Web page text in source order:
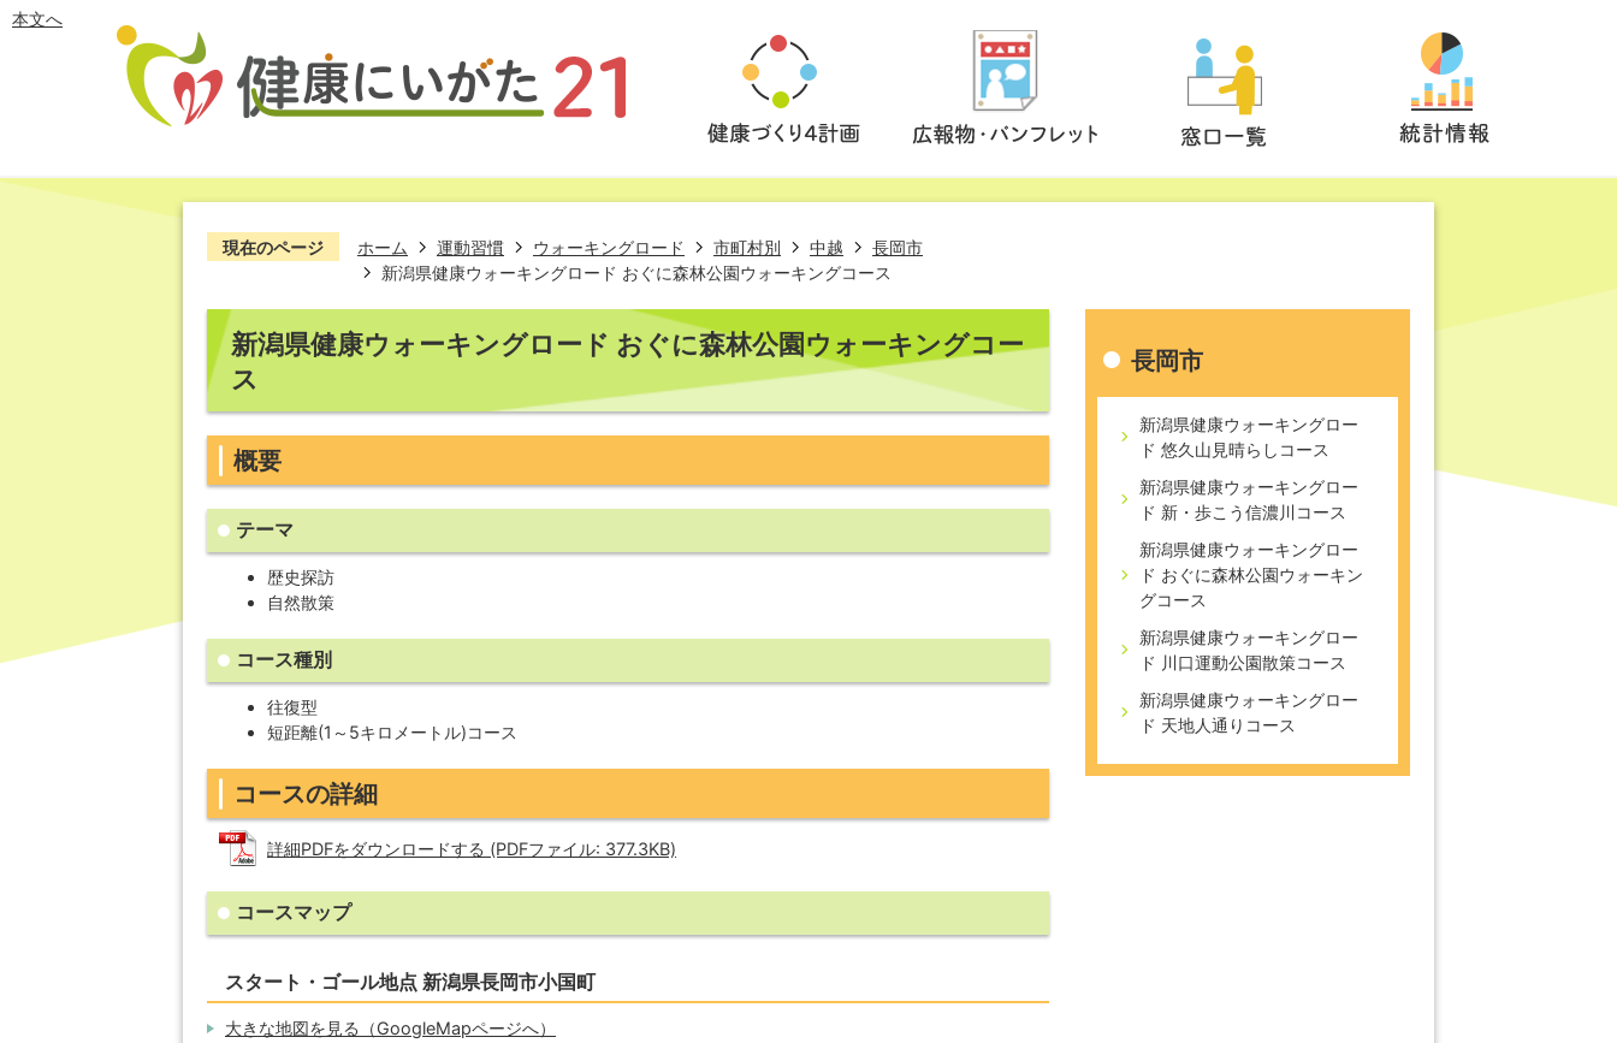
本文へ
現在のページ ホーム 運動習慣 ウォーキングロード 市町村別 中越
長岡市
新潟県健康ウォーキングロード おぐに森林公園ウォーキングコース
新潟県健康ウォーキングロード おぐに森林公園ウォーキングコー
ス
概要
テーマ
歴史探訪
自然散策
コース種別
往復型
短距離(1～5キロメートル)コース
コースの詳細
詳細PDFをダウンロードする (PDFファイル: 377.3KB)
コースマップ
スタート・ゴール地点 新潟県長岡市小国町
大きな地図を見る（GoogleMapページへ）
長岡市
新潟県健康ウォーキングロー
ド 悠久山見晴らしコース
新潟県健康ウォーキングロー
ド 新・歩こう信濃川コース
新潟県健康ウォーキングロー
ド おぐに森林公園ウォーキン
グコース
新潟県健康ウォーキングロー
ド 川口運動公園散策コース
新潟県健康ウォーキングロー
ド 天地人通りコース